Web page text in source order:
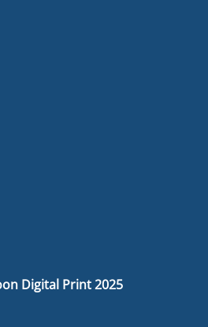
Digital Print 2025